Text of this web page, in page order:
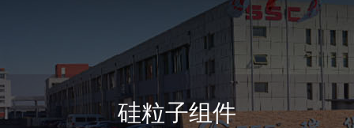
硅粒子组件